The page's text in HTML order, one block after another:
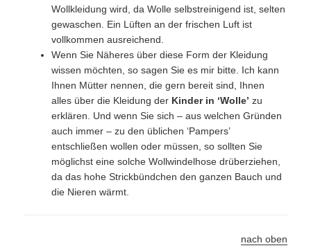
Wollkleidung wird, da Wolle selbstreinigend ist, selten
gewaschen. Ein Lüften an der frischen Luft ist
vollkommen ausreichend.
Wenn Sie Näheres über diese Form der Kleidung
wissen möchten, so sagen Sie es mir bitte. Ich kann
Ihnen Mütter nennen, die gern bereit sind, Ihnen
alles über die Kleidung der Kinder in ‘Wolle’zu
erklären. Und wenn Sie sich – aus welchen Gründen
auch immer – zu den üblichen ‘Pampers’
entschließen wollen oder müssen, so sollten Sie
möglichst eine solche Wollwindelhose drüberziehen,
da das hohe Strickbündchen den ganzen Bauch und
die Nieren wärmt.
nach oben